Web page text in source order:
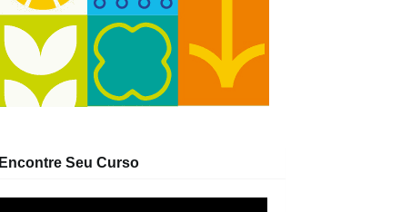
Encontre Seu Curso